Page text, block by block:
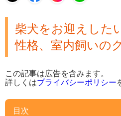
柴犬をお迎えした
性格、室内飼いの
この記事は広告を含みます。
詳しくはプライバシーポリシー
目次